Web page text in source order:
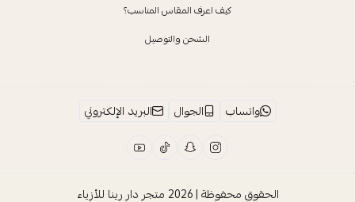
كيف اعرف المقاس المناسب؟
الشحن والتوصيل
واتساب الجوال البريد الإلكتروني
الحقوق محفوظة | 2026 متجر دار رينا للأزياء